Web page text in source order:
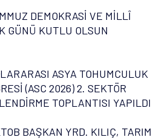
DEMOKRASİ VE MİLLÎ
GÜNÜ KUTLU OLSUN
ASYA TOHUMCULUK
(ASC 2026) 2. SEKTÖR
TOPLANTISI YAPILDI
BAŞKAN YRD. KILIÇ, TARIM